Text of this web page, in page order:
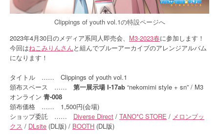
Clippings of youth vol.1の特設ページへ
2023年4月30日のメディア系同人即売会、 M3-2023春に参加します！
今回はねこみりんさんと組んでブルーアーカイブのアレンジアルバム
になります！
タイトル …… Clippings of youth vol.1
頒布スペース …… 第一展示場 I-17ab “nekomimi style + sn” / M3
オンライン 青-008
頒布価格 …… 1,500円(会場)
ショップ委託 …… Diverse Direct / TANO*C STORE / メロンブッ
クス / DLsite (DL版) / BOOTH (DL版)